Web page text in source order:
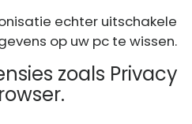
echter uitschakele
op uw pc te wissen.
zoals Privacy